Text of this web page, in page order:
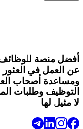
أفضل منصة
عن العمل في العثور
ومساعدة أصحاب
التوظيف وطلبات
لا مثيل لها